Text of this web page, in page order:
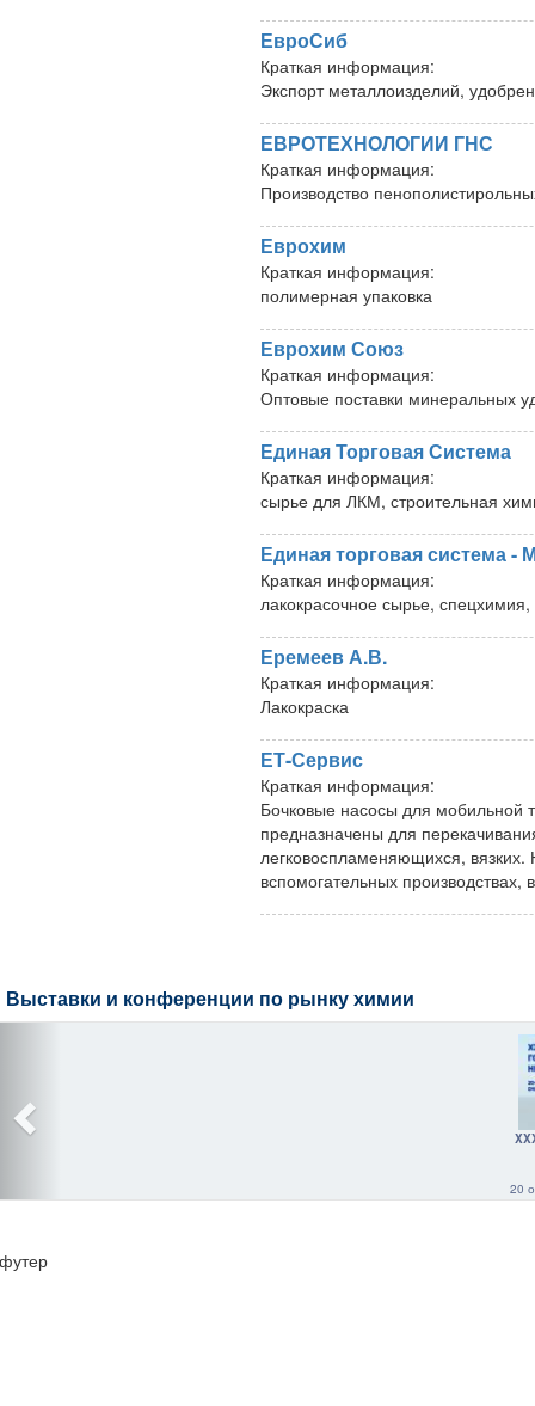
ЕвроСиб
Краткая информация:
Экспорт металлоизделий,
ЕВРОТЕХНОЛОГИИ ГНС
Краткая информация:
Производство
Еврохим
Краткая информация:
полимерная упаковка
Еврохим Союз
Краткая информация:
Оптовые поставки минеральных
Единая Торговая Система
Краткая информация:
сырье для ЛКМ, строительная
Единая торговая система -
Краткая информация:
лакокрасочное сырье,
Еремеев А.В.
Краткая информация:
Лакокраска
ЕТ-Сервис
Краткая информация:
Бочковые насосы для мобильной
предназначены для
легковоспламеняющихся,
вспомогательных производствах,
Выставки и конференции по рынку химии
20
футер